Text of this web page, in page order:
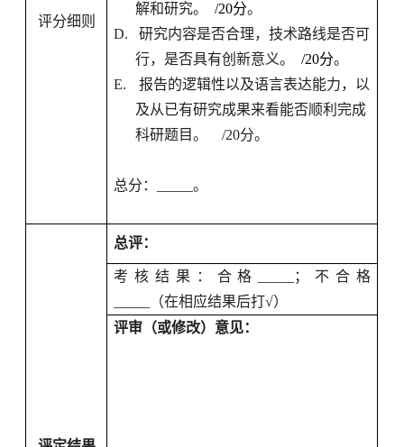
评分细则
解和研究。
/20分。
D.
研究内容是否合理，技术路线是否可
行，是否具有创新意义。
/20分。
E.
报告的逻辑性以及语言表达能力，以
及从已有研究成果来看能否顺利完成
科研题目。
/20分。
总分： _____。
总评：
考核结果：合格
；不合格
（在相应结果后打√）
评审（或修改）意见：